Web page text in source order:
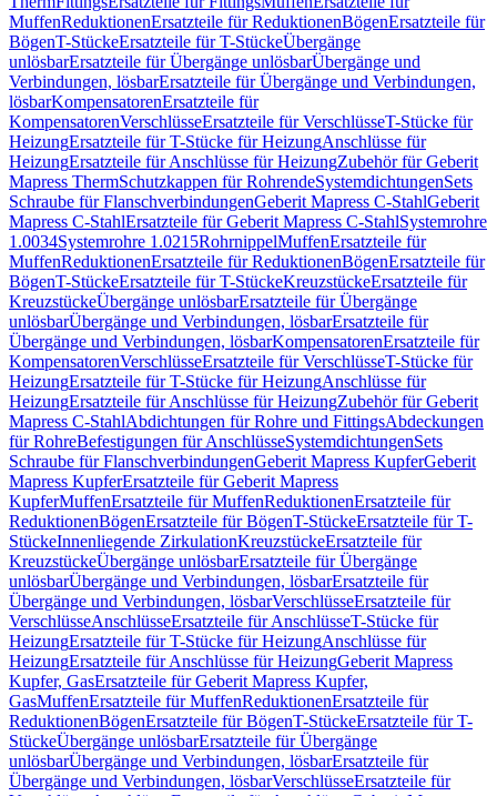
MuffenReduktionenErsatzteile für ReduktionenBögenErsatzteile für
BögenT-StückeErsatzteile für T-StückeÜbergänge
unlösbarErsatzteile für Übergänge unlösbarÜbergänge und
Verbindungen, lösbarErsatzteile für Übergänge und Verbindungen,
lösbarKompensatorenErsatzteile für
KompensatorenVerschlüsseErsatzteile für VerschlüsseT-Stücke für
HeizungErsatzteile für T-Stücke für HeizungAnschlüsse für
HeizungErsatzteile für Anschlüsse für HeizungZubehör für Geberit
Mapress ThermSchutzkappen für RohrendeSystemdichtungenSets
Schraube für FlanschverbindungenGeberit Mapress C-StahlGeberit
Mapress C-StahlErsatzteile für Geberit Mapress C-StahlSystemrohre
1.0034Systemrohre 1.0215RohrnippelMuffenErsatzteile für
MuffenReduktionenErsatzteile für ReduktionenBögenErsatzteile für
BögenT-StückeErsatzteile für T-StückeKreuzstückeErsatzteile für
KreuzstückeÜbergänge unlösbarErsatzteile für Übergänge
unlösbarÜbergänge und Verbindungen, lösbarErsatzteile für
Übergänge und Verbindungen, lösbarKompensatorenErsatzteile für
KompensatorenVerschlüsseErsatzteile für VerschlüsseT-Stücke für
HeizungErsatzteile für T-Stücke für HeizungAnschlüsse für
HeizungErsatzteile für Anschlüsse für HeizungZubehör für Geberit
Mapress C-StahlAbdichtungen für Rohre und FittingsAbdeckungen
für RohreBefestigungen für AnschlüsseSystemdichtungenSets
Schraube für FlanschverbindungenGeberit Mapress KupferGeberit
Mapress KupferErsatzteile für Geberit Mapress
KupferMuffenErsatzteile für MuffenReduktionenErsatzteile für
ReduktionenBögenErsatzteile für BögenT-StückeErsatzteile für T-
StückeInnenliegende ZirkulationKreuzstückeErsatzteile für
KreuzstückeÜbergänge unlösbarErsatzteile für Übergänge
unlösbarÜbergänge und Verbindungen, lösbarErsatzteile für
Übergänge und Verbindungen, lösbarVerschlüsseErsatzteile für
VerschlüsseAnschlüsseErsatzteile für AnschlüsseT-Stücke für
HeizungErsatzteile für T-Stücke für HeizungAnschlüsse für
HeizungErsatzteile für Anschlüsse für HeizungGeberit Mapress
Kupfer, GasErsatzteile für Geberit Mapress Kupfer,
GasMuffenErsatzteile für MuffenReduktionenErsatzteile für
ReduktionenBögenErsatzteile für BögenT-StückeErsatzteile für T-
StückeÜbergänge unlösbarErsatzteile für Übergänge
unlösbarÜbergänge und Verbindungen, lösbarErsatzteile für
Übergänge und Verbindungen, lösbarVerschlüsseErsatzteile für